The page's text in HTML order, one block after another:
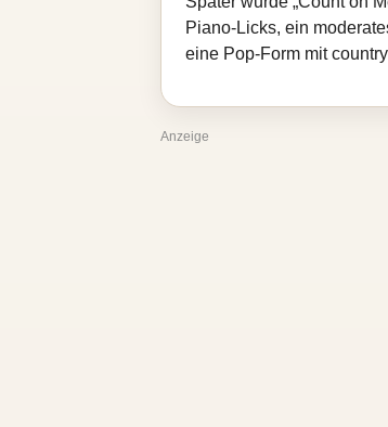
Piano‑Licks, ein
eine Pop‑Form mit
Anzeige